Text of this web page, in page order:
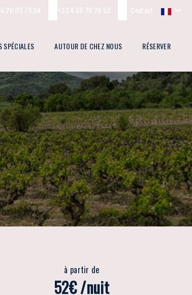
Contact
+33 4 68 76 29 53
20 03 79 94
SPÉCIALES AUTOUR DE CHEZ NOUS RÉSERVER
à partir de
52€ /nuit